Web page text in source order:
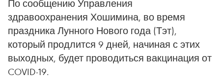
По сообщению Управления
здравоохранения Хошимина, во время
праздника Лунного Нового года (Тэт),
который продлится 9 дней, начиная с этих
выходных, будет проводиться вакцинация от
COVID-19.